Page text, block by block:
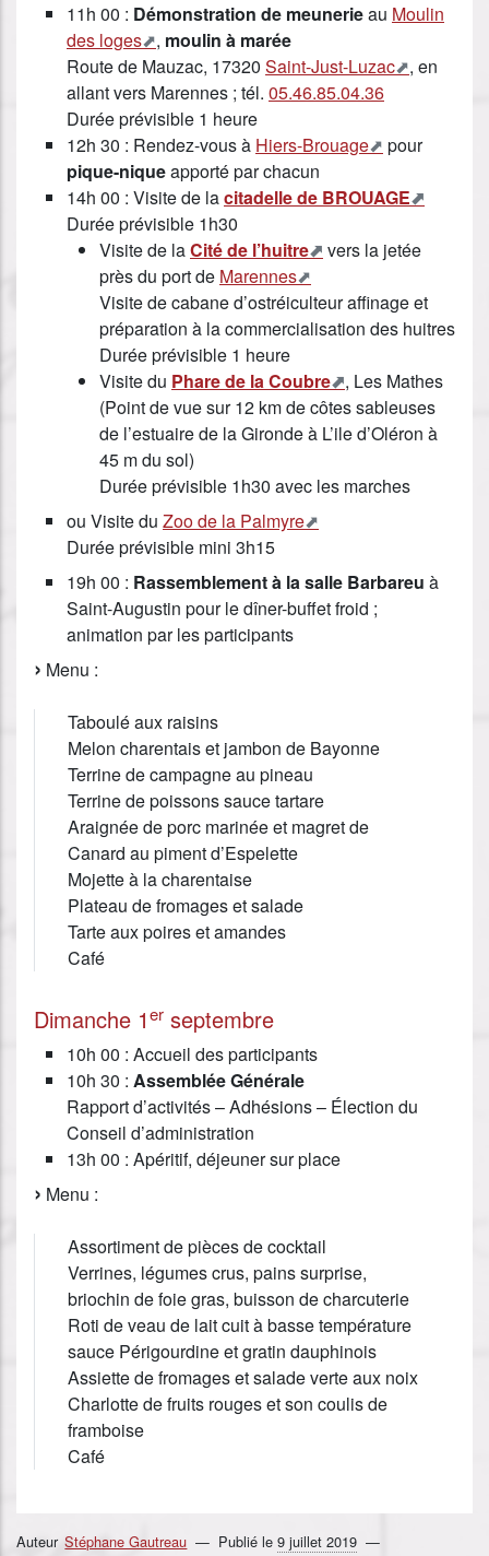
11h 00 : Démonstration de meunerieau Moulin
des loges
, moulin à marée
Route de Mauzac, 17320 Saint-Just-Luzac
, en
allant vers Marennes ; tél. 05.46.85.04.36
Durée prévisible 1 heure
12h 30 : Rendez-vous à Hiers-Brouage
pour
pique-niqueapporté par chacun
14h 00 : Visite de lacitadelle de BROUAGE
Durée prévisible 1h30
Visite de laCité de l’huitre
vers la jetée
près du port de Marennes
Visite de cabane d’ostréiculteur affinage et
préparation à la commercialisation des huitres
Durée prévisible 1 heure
Visite du Phare de la Coubre
, Les Mathes
(Point de vue sur 12 km de côtes sableuses
de l’estuaire de la Gironde à L’ile d’Oléron à
45 m du sol)
Durée prévisible 1h30 avec les marches
ou Visite du Zoo de la Palmyre
Durée prévisible mini 3h15
19h 00 : Rassemblement à la salle Barbareu à
Saint-Augustin pour le dîner-buffet froid ;
animation par les participants
Menu :
Taboulé aux raisins
Melon charentais et jambon de Bayonne
Terrine de campagne au pineau
Terrine de poissons sauce tartare
Araignée de porc marinée et magret de
Canard au piment d’Espelette
Mojette à la charentaise
Plateau de fromages et salade
Tarte aux poires et amandes
Café
Dimanche 1er septembre
10h 00 : Accueil des participants
10h 30 : Assemblée Générale
Rapport d’activités – Adhésions – Élection du
Conseil d’administration
13h 00 : Apéritif, déjeuner sur place
Menu :
Assortiment de pièces de cocktail
Verrines, légumes crus, pains surprise,
briochin de foie gras, buisson de charcuterie
Roti de veau de lait cuit à basse température
sauce Périgourdine et gratin dauphinois
Assiette de fromages et salade verte aux noix
Charlotte de fruits rouges et son coulis de
framboise
Café
Auteur Stéphane Gautreau Publié le9 juillet 2019